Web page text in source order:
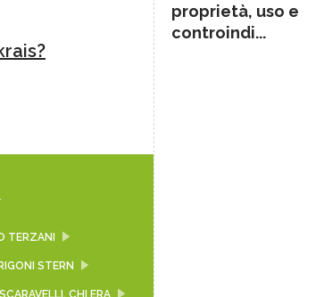
TERZANI
STERN
CHI ERA
proprietà, uso e
controindi...